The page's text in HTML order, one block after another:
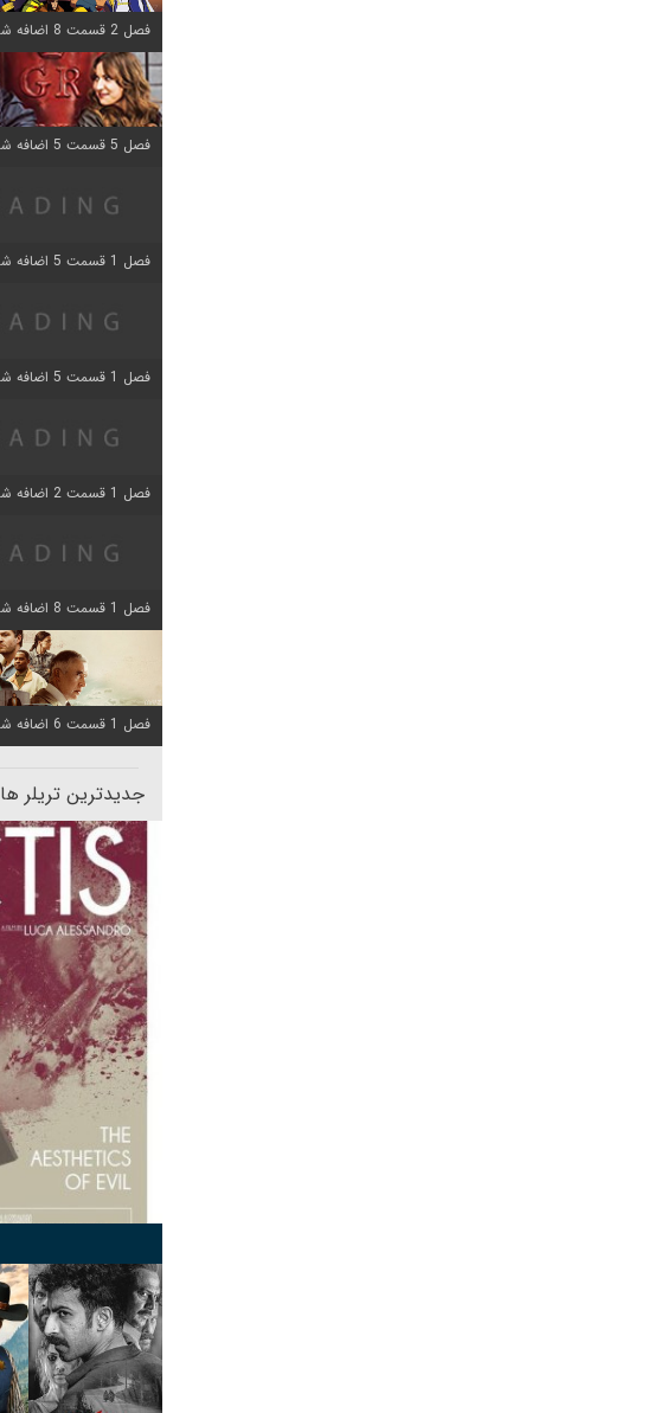
فصل 2 قسمت 8 اضافه شد
فصل 5 قسمت 5 اضافه شد
فصل 1 قسمت 5 اضافه شد
فصل 1 قسمت 5 اضافه شد
فصل 1 قسمت 2 اضافه شد
فصل 1 قسمت 8 اضافه شد
فصل 1 قسمت 6 اضافه شد
جدیدترین تریلر ها